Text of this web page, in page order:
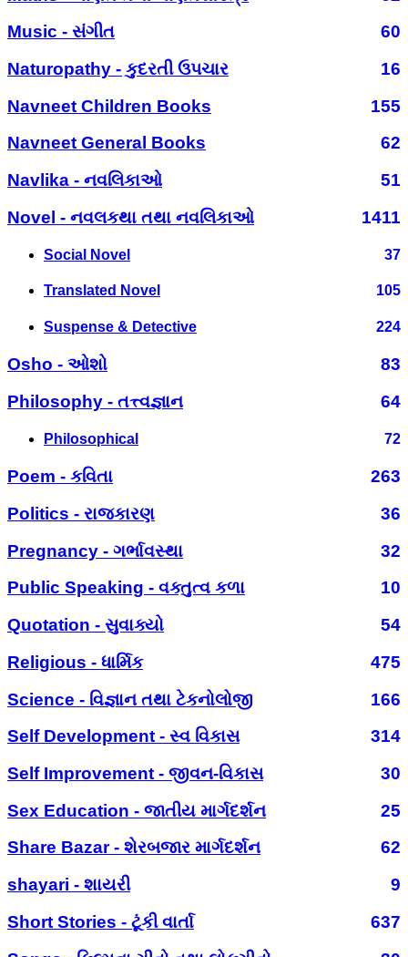
Music - સંગીત
60
Naturopathy - કુદરતી ઉપચાર
16
Navneet Children Books
155
Navneet General Books
62
Navlika - નવલિકાઓ
51
Novel - નવલકથા તથા નવલિકાઓ
1411
Social Novel 37
Translated Novel 105
Suspense & Detective 224
Osho - ઓશો
83
Philosophy - તત્ત્વજ્ઞાન
64
Philosophical 72
Poem - કવિતા
263
Politics - રાજકારણ
36
Pregnancy - ગર્ભાવસ્થા
32
Public Speaking - વક્તુત્વ કળા
10
Quotation - સુવાક્યો
54
Religious - ધાર્મિક
475
Science - વિજ્ઞાન તથા ટેકનોલોજી
166
Self Development - સ્વ વિકાસ
314
Self Improvement - જીવન-વિકાસ
30
Sex Education - જાતીય માર્ગદર્શન
25
Share Bazar - શેરબજાર માર્ગદર્શન
62
shayari - શાયરી
9
Short Stories - ટૂંકી વાર્તા
637